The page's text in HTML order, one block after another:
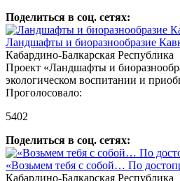
Поделиться в соц. сетях:
Ландшафты и биоразнообразие
Кабардино-Балкарская Республика
Проект «Ландшафты и
экологическом воспитании и
Проголосовало:
5402
Поделиться в соц. сетях:
«Возьмем тебя с собой… По
Кабардино-Балкарская Республика